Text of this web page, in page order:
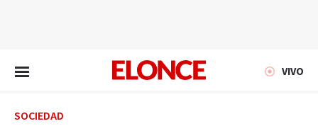
VIVO
SOCIEDAD